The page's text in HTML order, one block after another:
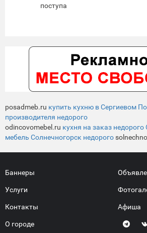
поступа
posadmeb.ru купить кухню в Сергиевом
производителя недорого
odincovomebel.ru кухня на заказ
мебель Солнечногорск недорого
Баннеры
Услуги
Контакты
О городе
Афиша